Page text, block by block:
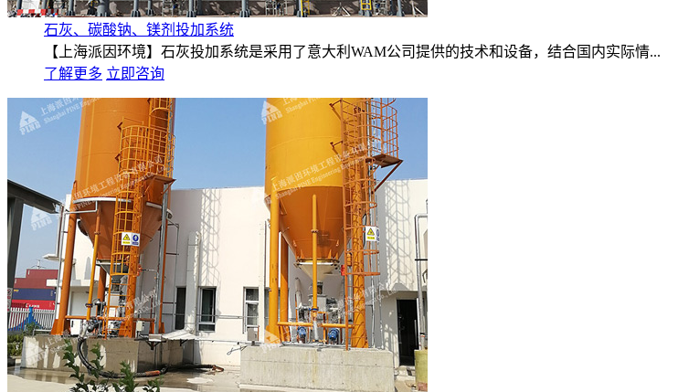
石灰、碳酸钠、镁剂投加系统
【上海派因环境】石灰投加系统是采用了意大利WAM公司提供的技术和设备，结合国内实际情...
了解更多 立即咨询